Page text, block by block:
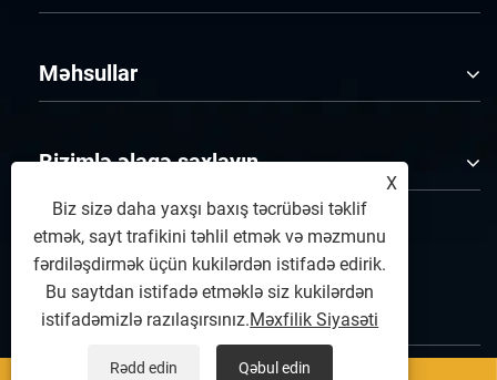
Məhsullar
Bizimlə əlaqə saxlayın
BİZİ İZLƏ
X
Biz sizə daha yaxşı baxış təcrübəsi təklif
etmək, sayt trafikini təhlil etmək və məzmunu
fərdiləşdirmək üçün kukilərdən istifadə edirik.
Bu saytdan istifadə etməklə siz kukilərdən
istifadəmizlə razılaşırsınız.Məxfilik Siyasəti
Rədd edin Qəbul edin